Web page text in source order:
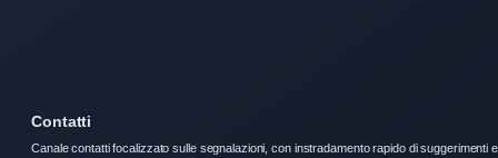
Contatti
Canale contatti focalizzato sulle segnalazioni, con instradamento rapido di suggerimenti e